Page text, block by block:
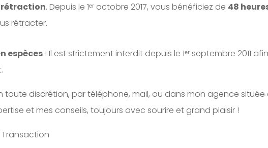
. Depuis le 1ᵉʳ octobre 2017, vous bénéficiez de 48
rétracter.
espèces! Il est strictement interdit depuis le 1ᵉʳ septembre 2011
discrétion, par téléphone, mail, ou dans mon agence située
et mes conseils, toujours avec sourire et grand plaisir !
Transaction